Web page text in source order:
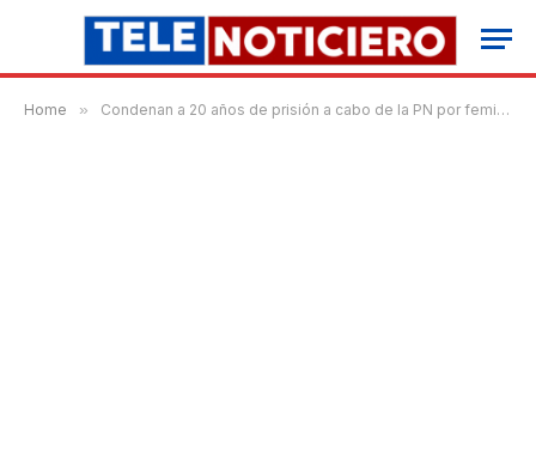
Home » Condenan a 20 años de prisión a cabo de la PN por feminicidio en Mao